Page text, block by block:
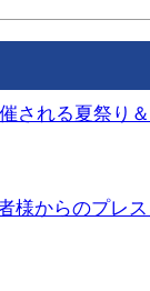
される夏祭り
様からのプレ